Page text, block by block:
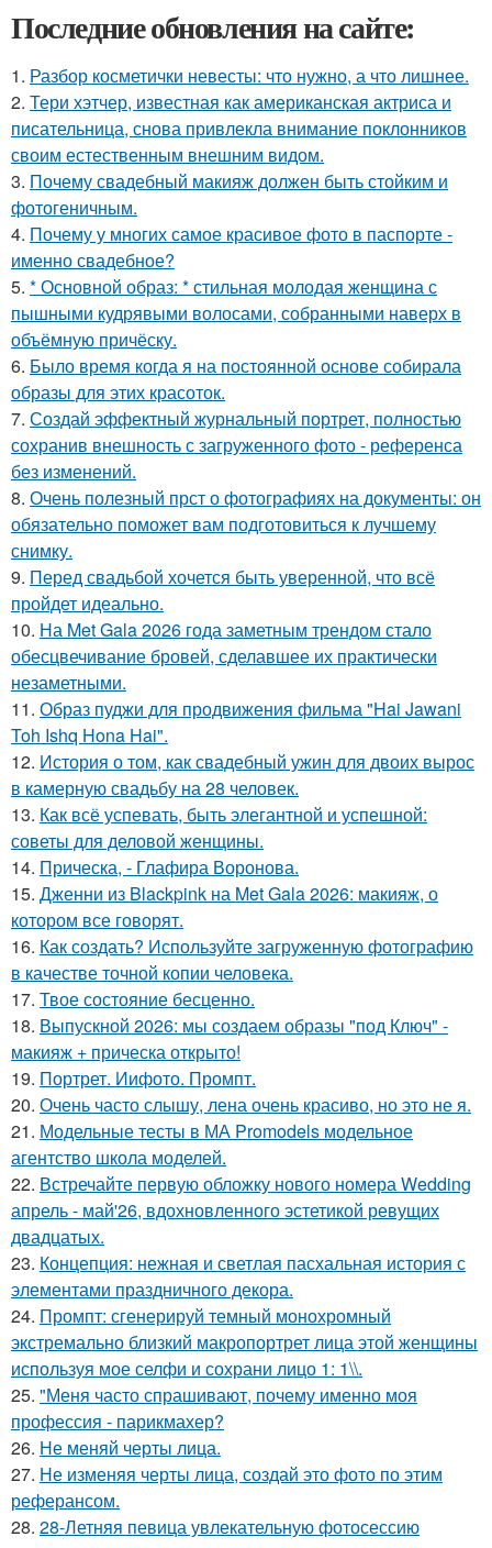
Последние обновления на сайте:
1. Разбор косметички невесты: что нужно, а что лишнее.
2. Тери хэтчер, известная как американская актриса и
писательница, снова привлекла внимание поклонников
своим естественным внешним видом.
3. Почему свадебный макияж должен быть стойким и
фотогеничным.
4. Почему у многих самое красивое фото в паспорте -
именно свадебное?
5. * Основной образ: * стильная молодая женщина с
пышными кудрявыми волосами, собранными наверх в
объёмную причёску.
6. Было время когда я на постоянной основе собирала
образы для этих красоток.
7. Создай эффектный журнальный портрет, полностью
сохранив внешность с загруженного фото - референса
без изменений.
8. Очень полезный прст о фотографиях на документы: он
обязательно поможет вам подготовиться к лучшему
снимку.
9. Перед свадьбой хочется быть уверенной, что всё
пройдет идеально.
10. На Met Gala 2026 года заметным трендом стало
обесцвечивание бровей, сделавшее их практически
незаметными.
11. Образ пуджи для продвижения фильма "Hai Jawani
Toh Ishq Hona Hai".
12. История о том, как свадебный ужин для двоих вырос
в камерную свадьбу на 28 человек.
13. Как всё успевать, быть элегантной и успешной:
советы для деловой женщины.
14. Прическа, - Глафира Воронова.
15. Дженни из Blackpink на Met Gala 2026: макияж, о
котором все говорят.
16. Как создать? Используйте загруженную фотографию
в качестве точной копии человека.
17. Твое состояние бесценно.
18. Выпускной 2026: мы создаем образы "под Ключ" -
макияж + прическа открыто!
19. Портрет. Иифото. Промпт.
20. Очень часто слышу, лена очень красиво, но это не я.
21. Модельные тесты в МА Promodels модельное
агентство школа моделей.
22. Встречайте первую обложку нового номера Wedding
апрель - май'26, вдохновленного эстетикой ревущих
двадцатых.
23. Концепция: нежная и светлая пасхальная история с
элементами праздничного декора.
24. Промпт: сгенерируй темный монохромный
экстремально близкий макропортрет лица этой женщины
используя мое селфи и сохрани лицо 1: 1\\.
25. "Меня часто спрашивают, почему именно моя
профессия - парикмахер?
26. Не меняй черты лица.
27. Не изменяя черты лица, создай это фото по этим
реферансом.
28. 28-Летняя певица увлекательную фотосессию